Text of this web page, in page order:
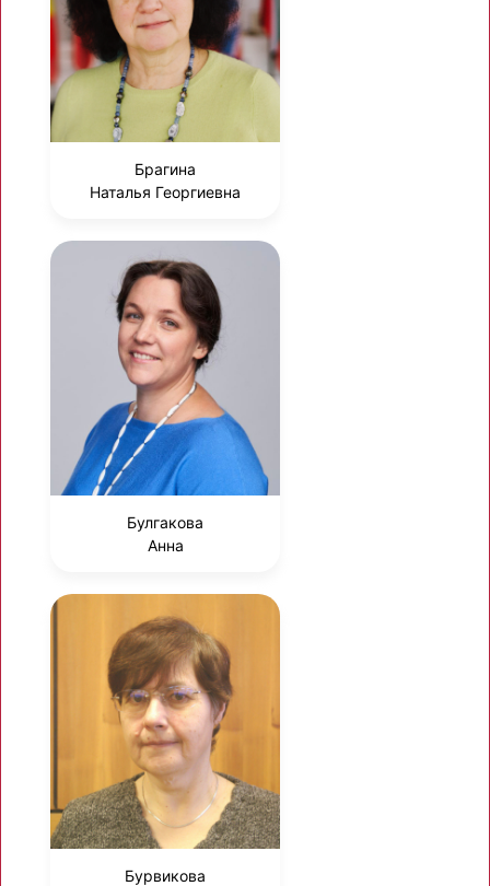
Брагина
Наталья Георгиевна
Булгакова
Анна
Бурвикова